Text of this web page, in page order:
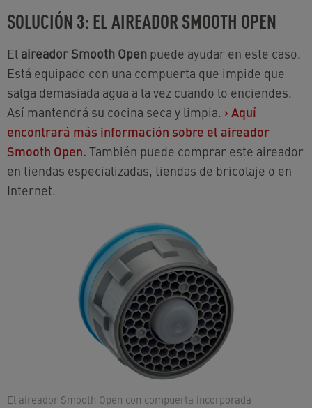
El aireador Smooth Open con compuerta incorporada
SOLUCIÓN 3: EL AIREADOR SMOOTH OPEN
El aireador Smooth Open puede ayudar en este caso.
Está equipado con una compuerta que impide que
salga demasiada agua a la vez cuando lo enciendes.
Así mantendrá su cocina seca y limpia. › Aquí
encontrará más información sobre el aireador
Smooth Open. También puede comprar este aireador
en tiendas especializadas, tiendas de bricolaje o en
Internet.